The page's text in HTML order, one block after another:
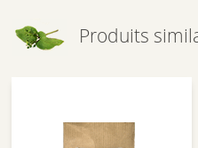
Produits